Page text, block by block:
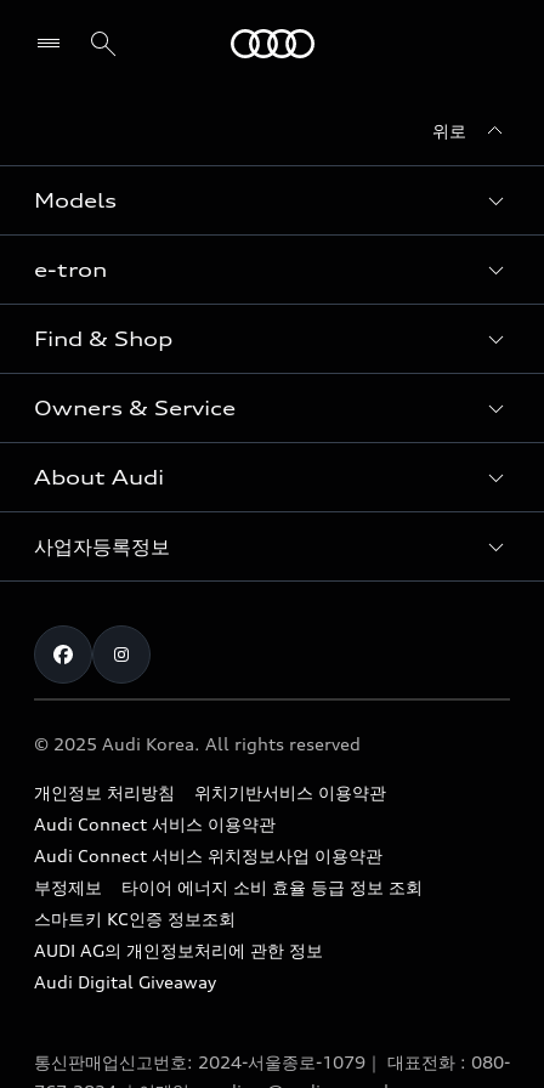
위로
Models
Sedan
SUV
Coupe
S range
e-tron
e-tron
Find & Shop
전시장/AAP 전시장/AS센터
아우디 신차 재고
아우디 모델 비교하기
아우디 공식 인증 중고차
The new Audi A6 Taste Drive 이벤트
Owners & Service
고객안내
Audi Connect
myAudiworld
내비게이션 데이터 다운로드
아우디 영상 매뉴얼
서비스 센터
서비스 프로그램
아우디 e-tron 케어 프로그램
사설수리업체를 위한 권고사항
About Audi
아우디 브랜드
Formula 1
Audi Story
아우디코리아 소식
아우디코리아 소개
아우디 스토리
아우디 브랜드 히스토리
quattro 시스템
사업자등록정보
통신판매업신고번호 : 2024-서울종로-1079
대표자명 : 틸 셰어
딩)
이메일 : audi_m@audi-ccc.co.kr
© 2025 Audi Korea. All rights reserved
개인정보 처리방침
위치기반서비스 이용약관
Audi Connect 서비스 이용약관
Audi Connect 서비스 위치정보사업 이용약관
부정제보
타이어 에너지 소비 효율 등급 정보 조회
스마트키 KC인증 정보조회
AUDI AG의 개인정보처리에 관한 정보
Audi Digital Giveaway
통신판매업신고번호: 2024-서울종로-1079｜ 대표전화 : 080-